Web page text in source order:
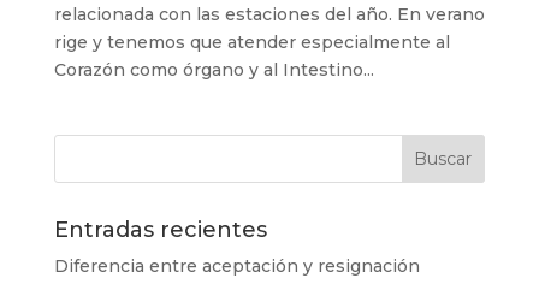
relacionada con las estaciones del año. En verano
rige y tenemos que atender especialmente al
Corazón como órgano y al Intestino...
Entradas recientes
Diferencia entre aceptación y resignación